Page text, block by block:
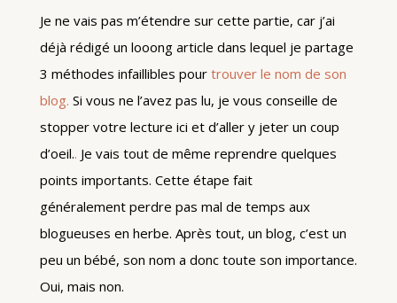
Je ne vais pas m’étendre sur cette partie, car j’ai
déjà rédigé un looong article dans lequel je partage
3 méthodes infaillibles pour trouver le nom de son
blog. Si vous ne l’avez pas lu, je vous conseille de
stopper votre lecture ici et d’aller y jeter un coup
d’oeil.. Je vais tout de même reprendre quelques
points importants. Cette étape fait
généralement perdre pas mal de temps aux
blogueuses en herbe. Après tout, un blog, c’est un
peu un bébé, son nom a donc toute son importance.
Oui, mais non.